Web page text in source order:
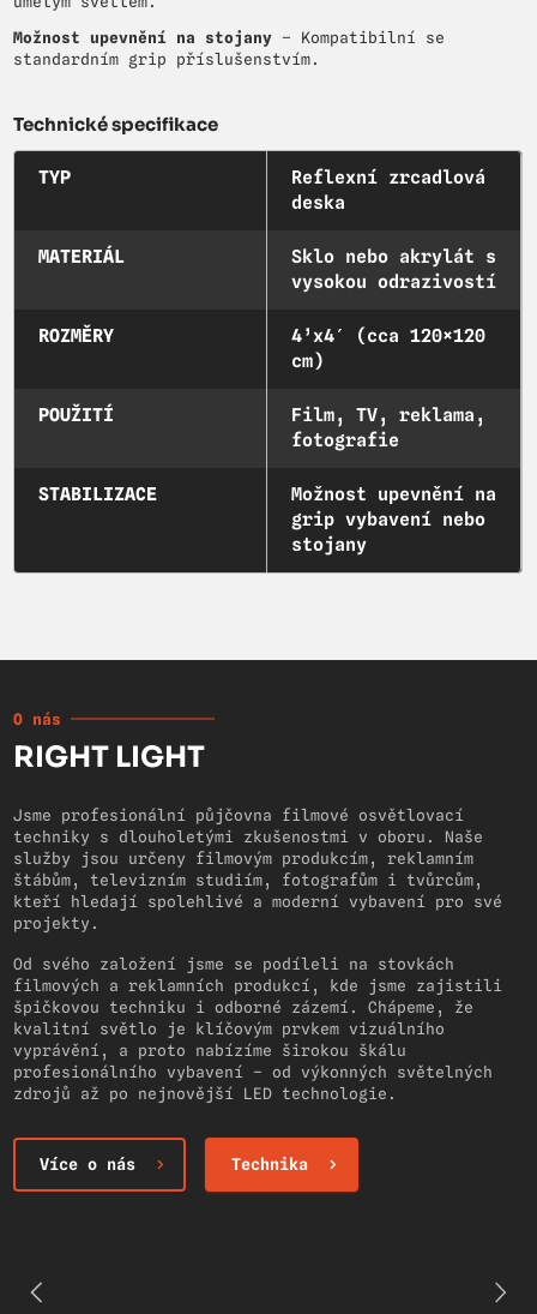
Možnost upevnění na stojany – Kompatibilní se
standardním grip příslušenstvím.
Technické specifikace
TYP
Reflexní zrcadlová
deska
MATERIÁL
Sklo nebo akrylát s
vysokou odrazivostí
ROZMĚRY
4’x4′ (cca 120×120
cm)
POUŽITÍ
Film, TV, reklama,
fotografie
STABILIZACE
Možnost upevnění na
grip vybavení nebo
stojany
O nás
RIGHT LIGHT
Jsme profesionální půjčovna filmové osvětlovací
techniky s dlouholetými zkušenostmi v oboru. Naše
služby jsou určeny filmovým produkcím, reklamním
štábům, televizním studiím, fotografům i tvůrcům,
kteří hledají spolehlivé a moderní vybavení pro své
projekty.
Od svého založení jsme se podíleli na stovkách
filmových a reklamních produkcí, kde jsme zajistili
špičkovou techniku i odborné zázemí. Chápeme, že
kvalitní světlo je klíčovým prvkem vizuálního
vyprávění, a proto nabízíme širokou škálu
profesionálního vybavení – od výkonných světelných
zdrojů až po nejnovější LED technologie.
Více o nás Technika